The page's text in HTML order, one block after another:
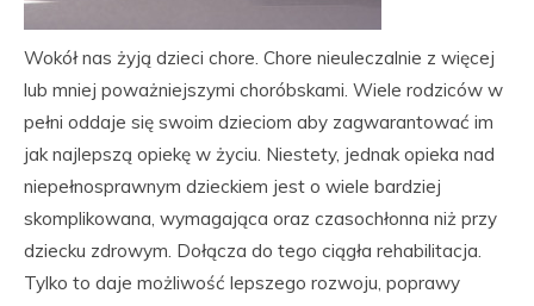
Wokół nas żyją dzieci chore. Chore nieuleczalnie z więcej
lub mniej poważniejszymi choróbskami. Wiele rodziców w
pełni oddaje się swoim dzieciom aby zagwarantować im
jak najlepszą opiekę w życiu. Niestety, jednak opieka nad
niepełnosprawnym dzieckiem jest o wiele bardziej
skomplikowana, wymagająca oraz czasochłonna niż przy
dziecku zdrowym. Dołącza do tego ciągła rehabilitacja.
Tylko to daje możliwość lepszego rozwoju, poprawy